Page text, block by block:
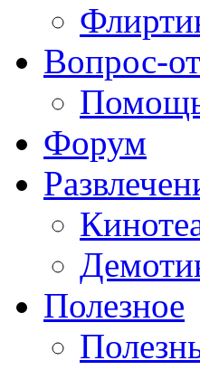
Вопрос-
Форум
Полезное